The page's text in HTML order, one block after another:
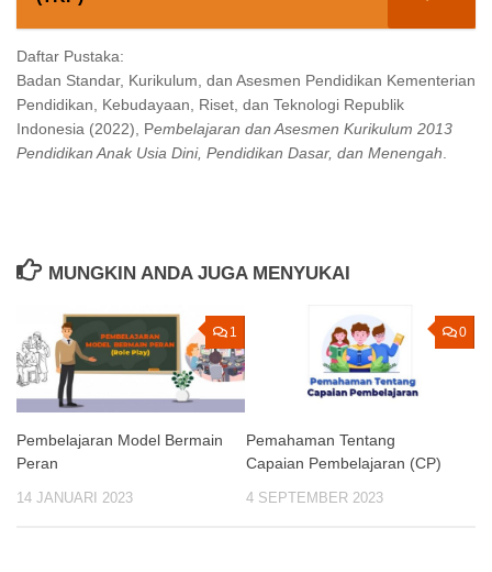
Daftar Pustaka:
Badan Standar, Kurikulum, dan Asesmen Pendidikan Kementerian
Pendidikan, Kebudayaan, Riset, dan Teknologi Republik
Indonesia (2022), Pembelajaran dan Asesmen Kurikulum 2013
Pendidikan Anak Usia Dini, Pendidikan Dasar, dan Menengah.
MUNGKIN ANDA JUGA MENYUKAI
1
Pembelajaran Model Bermain
Peran
14 JANUARI 2023
0
Pemahaman Tentang
Capaian Pembelajaran (CP)
4 SEPTEMBER 2023